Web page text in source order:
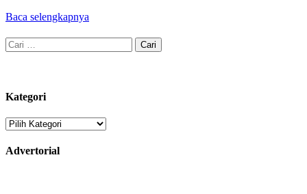
Baca selengkapnya
Cari
untuk:
Kategori
Kategori
Advertorial